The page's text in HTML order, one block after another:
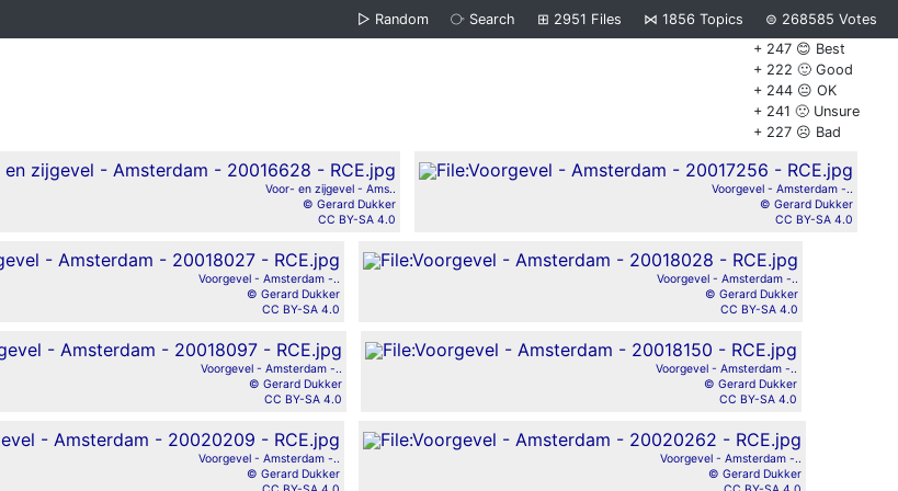
▷ Random ⧂ Search ⊞ 2951 Files ⋈ 1856 Topics ⊜ 268585 Votes
+ 247 😊 Best
+ 222 🙂 Good
+ 244 😐 OK
+ 241 🙁 Unsure
+ 227 ☹️ Bad
Voor- en zijgevel - Ams..
© Gerard Dukker
CC BY-SA 4.0
Voorgevel - Amsterdam -..
© Gerard Dukker
CC BY-SA 4.0
Voorgevel - Amsterdam -..
© Gerard Dukker
CC BY-SA 4.0
Voorgevel - Amsterdam -..
© Gerard Dukker
CC BY-SA 4.0
Voorgevel - Amsterdam -..
© Gerard Dukker
CC BY-SA 4.0
Voorgevel - Amsterdam -..
© Gerard Dukker
CC BY-SA 4.0
Voorgevel - Amsterdam -..
© Gerard Dukker
Voorgevel - Amsterdam -..
© Gerard Dukker